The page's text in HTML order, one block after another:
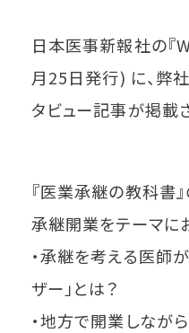
日本医事新報社の『
月25日発行) に、弊
タビュー記事が掲載
『医業承継の教科書
承継開業をテーマに
・承継を考える医師
ザー」とは？
・地方で開業しなが